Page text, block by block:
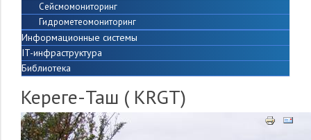
Сейсмомониторинг
Гидрометеомониторинг
Информационные системы
IT-инфраструктура
Библиотека
Кереге-Таш ( KRGT)